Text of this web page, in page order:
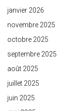
janvier 2026
novembre 2025
octobre 2025
septembre 2025
août 2025
juillet 2025
juin 2025